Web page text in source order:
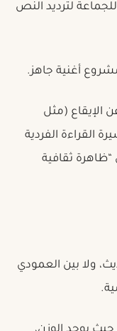
لترديد النص
أغنية جاهز.
الإيقاع (مثل
القراءة الفردية
“ظاهرة ثقافية
ولا بين العمودي